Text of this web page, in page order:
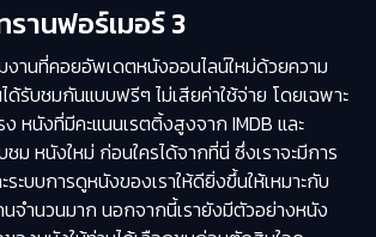
านฟอร์เมอร์ 3
งานที่คอยอัพเดตหนังออนไลน์ใหม่ด้วยความ
ด้รับชมกันแบบฟรีๆ ไม่เสียค่าใช้จ่าย โดยเฉพาะ
หนังที่มีคะแนนเรตติ้งสูงจาก IMDB และ
ม หนังใหม่ ก่อนใครได้จากที่นี่ ซึ่งเราจะมีการ
ระบบการดูหนังของเราให้ดียิ่งขึ้นให้เหมาะกับ
จำนวนมาก นอกจากนี้เรายังมีตัวอย่างหนัง